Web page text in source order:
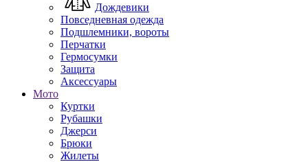
Дождевики
Повседневная одежда
Подшлемники, вороты
Перчатки
Гермосумки
Защита
Аксессуары
Мото
Куртки
Рубашки
Джерси
Брюки
Жилеты